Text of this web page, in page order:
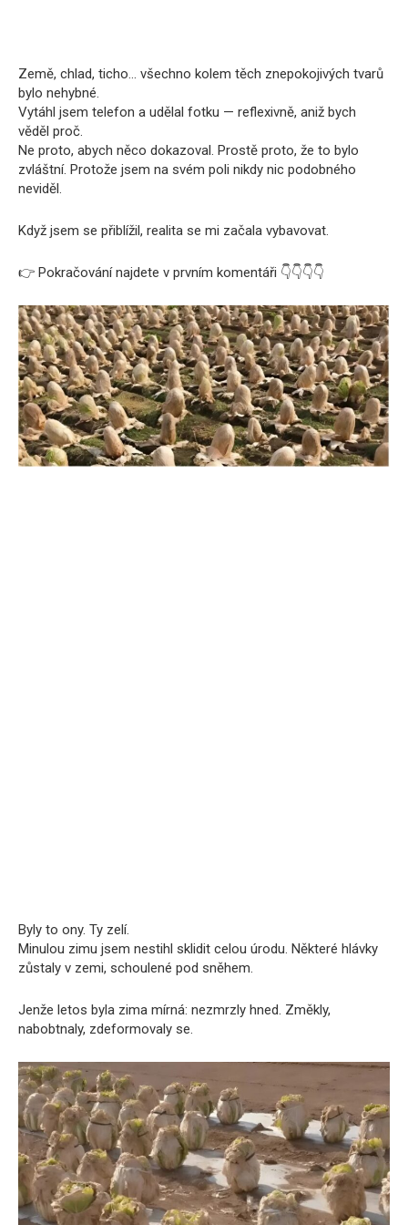
Země, chlad, ticho… všechno kolem těch znepokojivých tvarů
bylo nehybné.
Vytáhl jsem telefon a udělal fotku — reflexivně, aniž bych
věděl proč.
Ne proto, abych něco dokazoval. Prostě proto, že to bylo
zvláštní. Protože jsem na svém poli nikdy nic podobného
neviděl.
Když jsem se přiblížil, realita se mi začala vybavovat.
👉 Pokračování najdete v prvním komentáři 👇👇👇👇
Byly to ony. Ty zelí.
Minulou zimu jsem nestihl sklidit celou úrodu. Některé hlávky
zůstaly v zemi, schoulené pod sněhem.
Jenže letos byla zima mírná: nezmrzly hned. Změkly,
nabobtnaly, zdeformovaly se.